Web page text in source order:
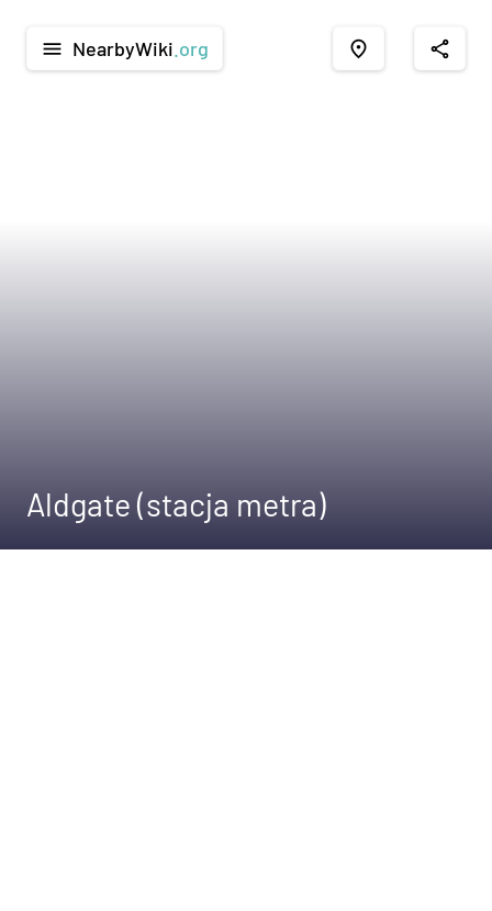
menu NearbyWiki .org place share
Aldgate (stacja metra)